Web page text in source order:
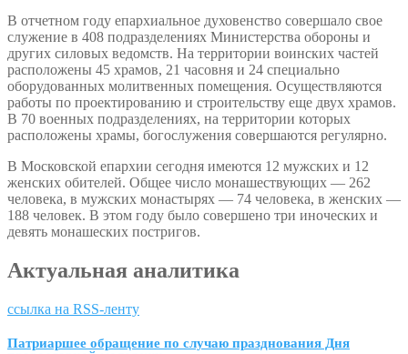
В отчетном году епархиальное духовенство совершало свое
служение в 408 подразделениях Министерства обороны и
других силовых ведомств. На территории воинских частей
расположены 45 храмов, 21 часовня и 24 специально
оборудованных молитвенных помещения. Осуществляются
работы по проектированию и строительству еще двух храмов.
В 70 военных подразделениях, на территории которых
расположены храмы, богослужения совершаются регулярно.
В Московской епархии сегодня имеются 12 мужских и 12
женских обителей. Общее число монашествующих — 262
человека, в мужских монастырях — 74 человека, в женских —
188 человек. В этом году было совершено три иноческих и
девять монашеских постригов.
Актуальная аналитика
ссылка на RSS-ленту
Патриаршее обращение по случаю празднования Дня